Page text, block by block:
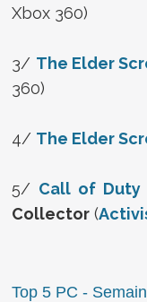
Xbox 360)
3/ The Elder
360)
4/ The Elder
5/ Call of Duty
Collector (
Top 5 PC -